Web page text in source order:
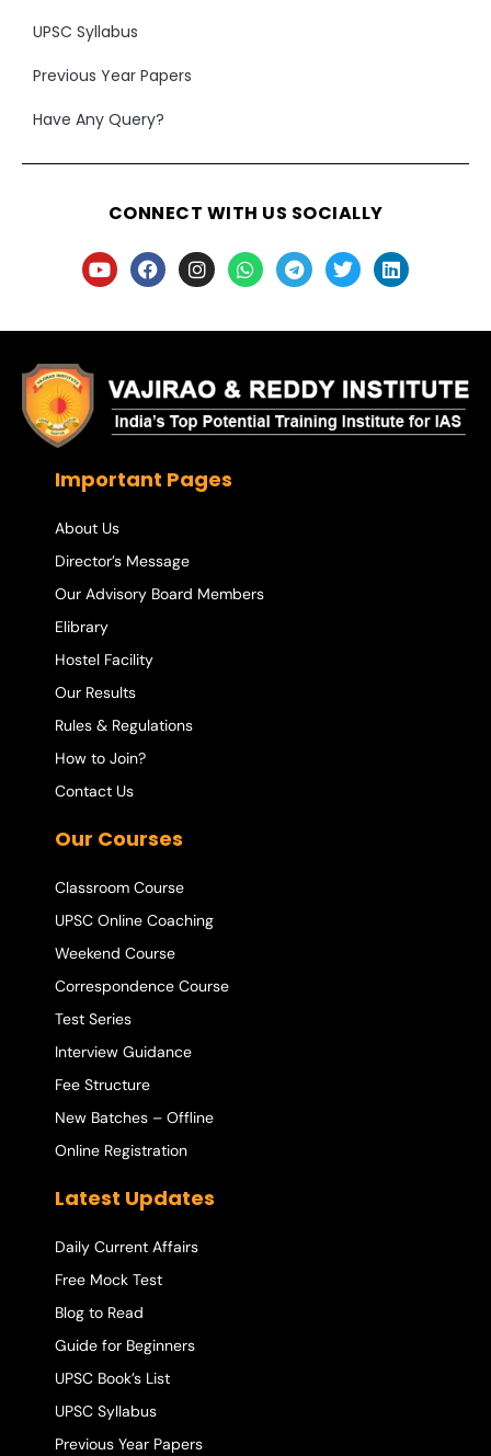
UPSC Syllabus
Previous Year Papers
Have Any Query?
CONNECT WITH US SOCIALLY
Important Pages
About Us
Director’s Message
Our Advisory Board Members
Elibrary
Hostel Facility
Our Results
Rules & Regulations
How to Join?
Contact Us
Our Courses
Classroom Course
UPSC Online Coaching
Weekend Course
Correspondence Course
Test Series
Interview Guidance
Fee Structure
New Batches – Offline
Online Registration
Latest Updates
Daily Current Affairs
Free Mock Test
Blog to Read
Guide for Beginners
UPSC Book’s List
UPSC Syllabus
Previous Year Papers